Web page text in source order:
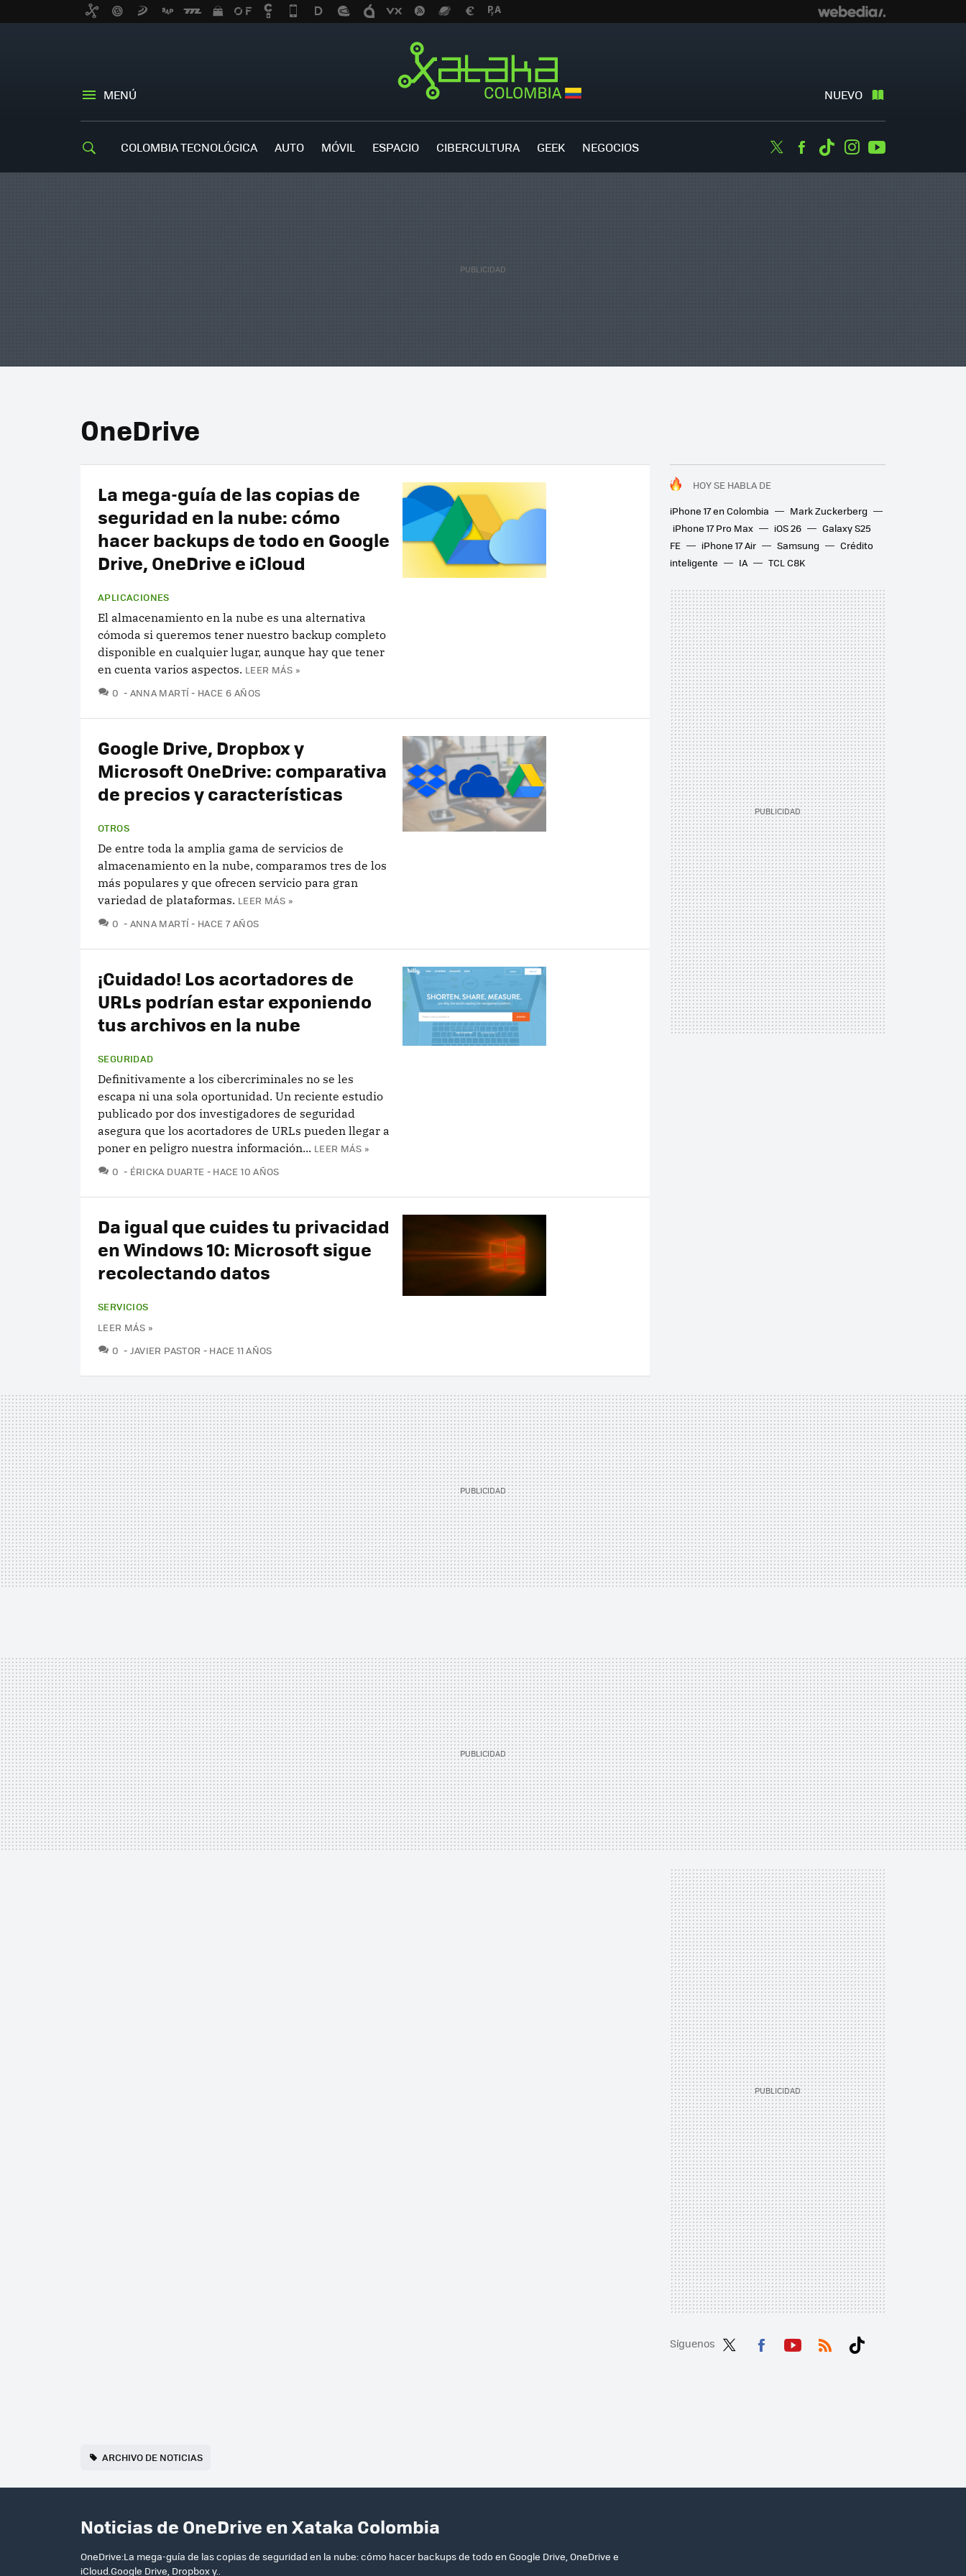
MENÚ NUEVO
COLOMBIA TECNOLÓGICA AUTO MÓVIL ESPACIO CIBERCULTURA GEEK NEGOCIOS TwitterFacebook
TiktokInstagram
OneDrive
HOY SE HABLA DE
iPhone 17 en Colombia
Mark Zuckerberg
iPhone 17 Pro Max
iOS 26
Galaxy S25
FE
iPhone 17 Air Samsung
Crédito
inteligente
IA TCL C8K
La mega-guía de las copias de
seguridad en la nube: cómo
hacer backups de todo en Google
Drive, OneDrive e iCloud
APLICACIONES
El almacenamiento en la nube es una alternativa
cómoda si queremos tener nuestro backup completo
disponible en cualquier lugar, aunque hay que tener
en cuenta varios aspectos. LEER MÁS »
0 COMENTARIOS
ANNA MARTÍ HACE 6 AÑOS
Google Drive, Dropbox y
Microsoft OneDrive: comparativa
de precios y características
OTROS
De entre toda la amplia gama de servicios de
almacenamiento en la nube, comparamos tres de los
más populares y que ofrecen servicio para gran
variedad de plataformas. LEER MÁS »
0 COMENTARIOS
ANNA MARTÍ HACE 7 AÑOS
¡Cuidado! Los acortadores de
URLs podrían estar exponiendo
tus archivos en la nube
SEGURIDAD
Definitivamente a los cibercriminales no se les
escapa ni una sola oportunidad. Un reciente estudio
publicado por dos investigadores de seguridad
asegura que los acortadores de URLs pueden llegar a
poner en peligro nuestra información... LEER MÁS »
0 COMENTARIOS
ÉRICKA DUARTE HACE 10 AÑOS
Da igual que cuides tu privacidad
en Windows 10: Microsoft sigue
recolectando datos
SERVICIOS
LEER MÁS »
0 COMENTARIOS
JAVIER PASTOR HACE 11 AÑOS
Síguenos
ARCHIVO DE NOTICIAS
Noticias de OneDrive en Xataka Colombia
OneDrive:La mega-guía de las copias de seguridad en la nube: cómo hacer backups de todo en Google Drive, OneDrive e
iCloud.Google Drive, Dropbox y..